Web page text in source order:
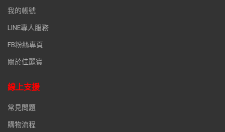
我的帳號
LINE專人服務
FB粉絲專頁
關於佳麗寶
線上支援
常見問題
購物流程